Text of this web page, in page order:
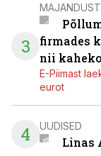
3
firmades
nii
E-Piimast
eurot
4 UUDISED
Linas